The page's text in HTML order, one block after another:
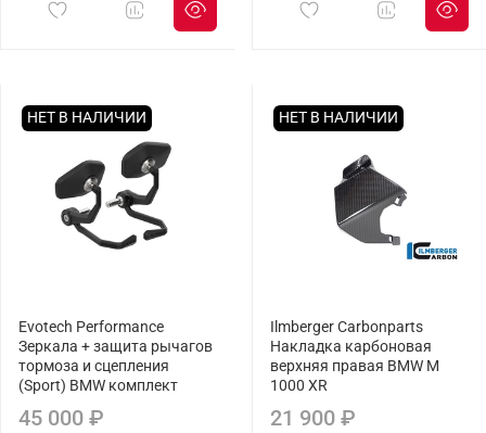
НЕТ В НАЛИЧИИ
Evotech Performance
Зеркала + защита рычагов
тормоза и сцепления
(Sport) BMW комплект
45 000 ₽
НЕТ В НАЛИЧИИ
Ilmberger Carbonparts
Накладка карбоновая
верхняя правая BMW M
1000 XR
21 900 ₽